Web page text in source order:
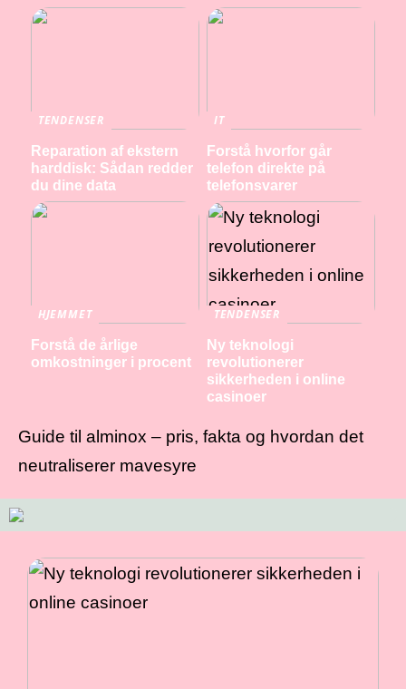
TENDENSER
Reparation af ekstern
harddisk: Sådan redder
du dine data
IT
Forstå hvorfor går
telefon direkte på
telefonsvarer
HJEMMET
Forstå de årlige
omkostninger i procent
TENDENSER
Ny teknologi
revolutionerer
sikkerheden i online
casinoer
Guide til alminox – pris, fakta og hvordan det
neutraliserer mavesyre